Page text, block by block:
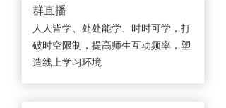
群直播
人人皆学、处处能学、时时可学，打
破时空限制，提高师生互动频率，塑
造线上学习环境